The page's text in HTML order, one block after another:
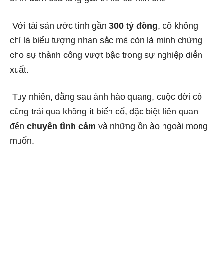
Với tài sản ước tính gần 300 tỷ đồng, cô không
chỉ là biểu tượng nhan sắc mà còn là minh chứng
cho sự thành công vượt bậc trong sự nghiệp diễn
xuất.
Tuy nhiên, đằng sau ánh hào quang, cuộc đời cô
cũng trải qua không ít biến cố, đặc biệt liên quan
đến chuyện tình cảm và những ồn ào ngoài mong
muốn.